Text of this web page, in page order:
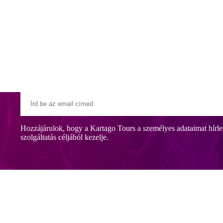
áll és egy gyönyörű kertben, közvetlenül a homokos
Hozzájárulok, hogy a Kartago Tours a személyes adataimat
szolgáltatás céljából kezelje.